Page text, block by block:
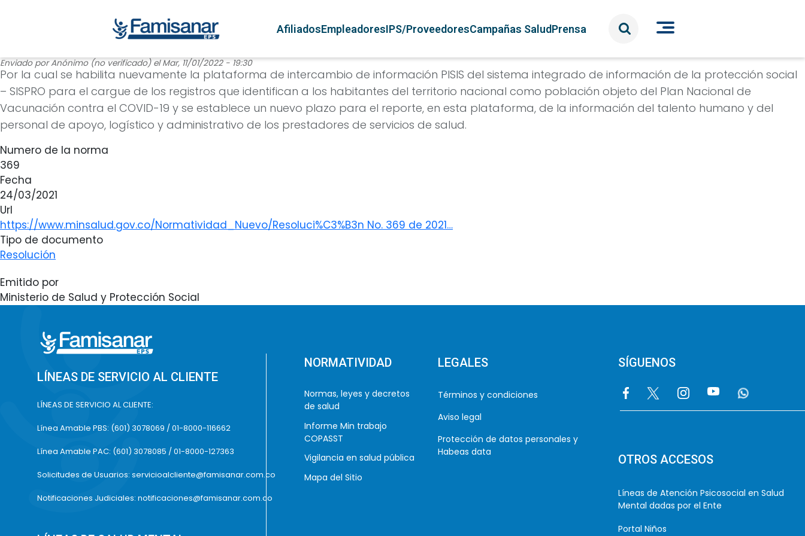
Navegación principal
AfiliadosEmpleadoresIPS/ProveedoresCampañas SaludPrensa
Enviado porAnónimo (no verificado)elMar, 11/01/2022 - 19:30
Por la cual se habilita nuevamente la plataforma de intercambio de información PISIS del sistema integrado de información de la protección social
– SISPRO para el cargue de los registros que identifican a los habitantes del territorio nacional como población objeto del Plan Nacional de
Vacunación contra el COVID-19 y se establece un nuevo plazo para el reporte, en esta plataforma, de la información del talento humano y del
personal de apoyo, logístico y administrativo de los prestadores de servicios de salud.
Numero de la norma
369
Fecha
24/03/2021
Url
https://www.minsalud.gov.co/Normatividad_Nuevo/Resoluci%C3%B3n No. 369 de 2021…
Tipo de documento
Resolución
Emitido por
Ministerio de Salud y Protección Social
LÍNEAS DE SERVICIO AL CLIENTE
LÍNEAS DE SERVICIO AL CLIENTE:
Línea Amable PBS: (601) 3078069 / 01-8000-116662
Línea Amable PAC: (601) 3078085 / 01-8000-127363
Solicitudes de Usuarios: servicioalcliente@famisanar.com.co
Notificaciones Judiciales: notificaciones@famisanar.com.co
NORMATIVIDAD
Normas, leyes y decretos
de salud
Informe Min trabajo
COPASST
Vigilancia en salud pública
Mapa del Sitio
LEGALES
Términos y condiciones
Aviso legal
Protección de datos personales y
Habeas data
SÍGUENOS
ImageImage Image Image Image
OTROS ACCESOS
Líneas de Atención Psicosocial en Salud
Mental dadas por el Ente
Portal Niños